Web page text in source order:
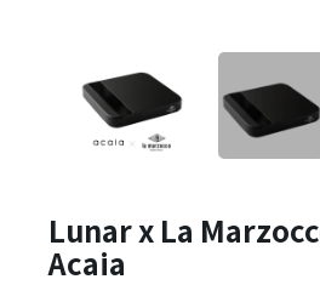
Lunar x La
Acaia